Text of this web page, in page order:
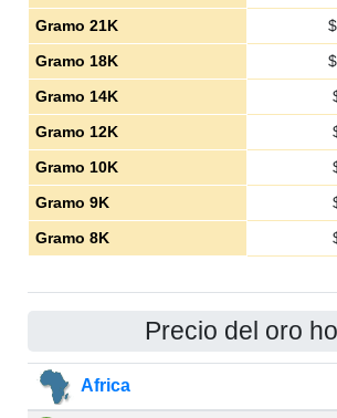
Gramo 21K
$
Gramo 18K
$
Gramo 14K
Gramo 12K
Gramo 10K
Gramo 9K
Gramo 8K
Precio del oro
Africa